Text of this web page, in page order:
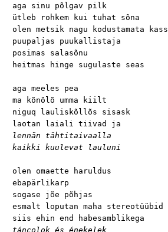
aga sinu põlgav pilk
ütleb rohkem kui tuhat sõna
olen metsik nagu kodustamata kass
puupaljas puukallistaja
posimas salasõnu
heitmas hinge sugulaste seas
aga meeles pea
ma kõnõlõ umma kiilt
niguq lauliskõllõs sisask
lennän tähtitaivaalla
kaikki kuulevat lauluni
olen omaette haruldus
ebapärlikarp
sogase jõe põhjas
esmalt loputan maha stereotüübid
táncolok és énekelek